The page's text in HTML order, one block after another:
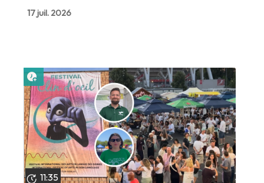
17 juil. 2026
11:35
Lire plus tard